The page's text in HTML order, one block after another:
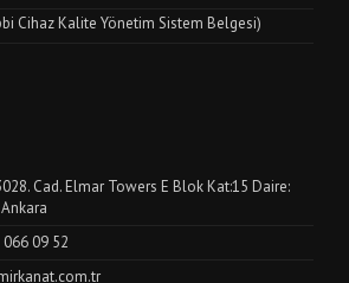
Cihaz Kalite Yönetim Sistem Belgesi)
Cad. Elmar Towers E Blok Kat:15 Daire:
09 52